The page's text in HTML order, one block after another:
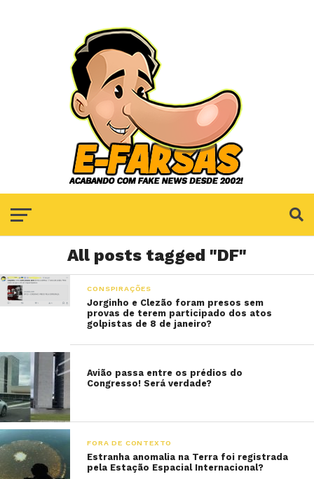
All posts tagged "DF"
CONSPIRAÇÕES
Jorginho e Clezão foram presos sem
provas de terem participado dos atos
golpistas de 8 de janeiro?
Avião passa entre os prédios do
Congresso! Será verdade?
FORA DE CONTEXTO
Estranha anomalia na Terra foi registrada
pela Estação Espacial Internacional?